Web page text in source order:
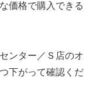
価格で購入できる
ンター／Ｓ店のオ
下がって確認くだ